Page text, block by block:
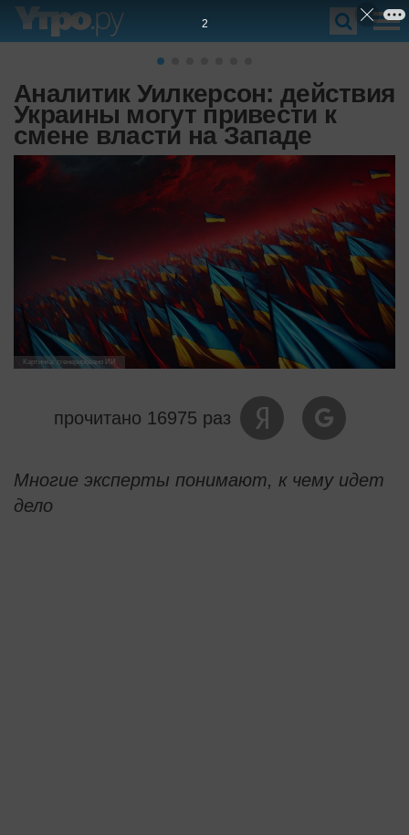
Аналитик Уилкерсон: действия
Украины могут привести к
смене власти на Западе
Картинка: сгенерировано ИИ
прочитано 16975 раз
Многие эксперты понимают, к чему идет
дело
1